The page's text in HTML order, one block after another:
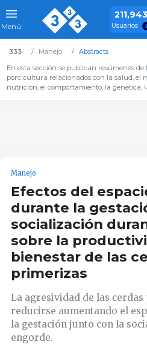
Menú
211,943
Usuarios
333 Manejo
Abstracts
En esta sección se publican resúmenes de
porcicultura relacionados con la salud, el
nutrición, el comportamiento, la genética,
Manejo
Efectos del
durante la
socialización
sobre la
bienestar de las
primerizas
La agresividad de las
reducirse aumentando el
la gestación junto con la
engorde.